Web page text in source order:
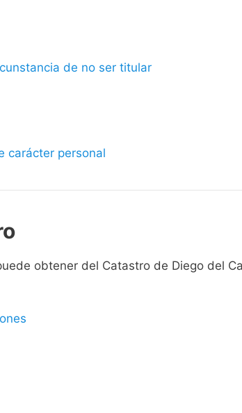
de no ser titular
carácter personal
obtener del Catastro de Diego del